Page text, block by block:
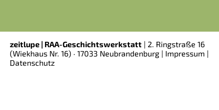
zeitlupe | RAA-Geschichtswerkstatt | 2. Ringstraße 16
(Wiekhaus Nr. 16) · 17033 Neubrandenburg | Impressum |
Datenschutz